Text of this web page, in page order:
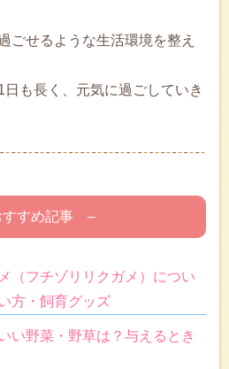
ごせるような生活環境を整え
も長く、元気に過ごしていき
すめ記事 –
（フチゾリリクガメ）につい
方・飼育グッズ
い野菜・野草は？与えるとき